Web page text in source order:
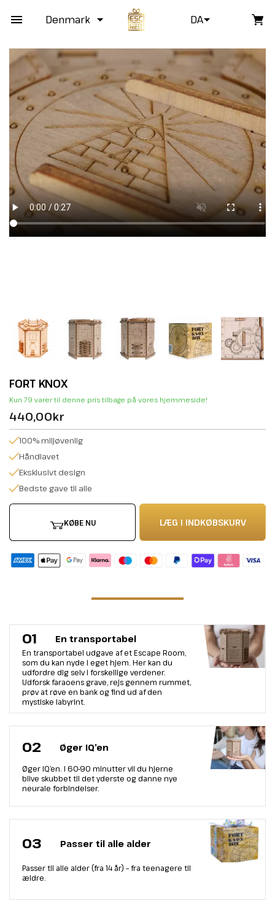
Denmark DA
FORT KNOX
Kun 79 varer til denne pris tilbage på vores hjemmeside!
440,00kr
100% miljøvenlig
Håndlavet
Eksklusivt design
Bedste gave til alle
KØBE NU LÆG I INDKØBSKURV
01 En transportabel
En transportabel udgave af et Escape Room,
som du kan nyde i eget hjem. Her kan du
udfordre dig selv i forskellige verdener.
Udforsk faraoens grave, rejs gennem rummet,
prøv at røve en bank og find ud af den
mystiske labyrint.
02 Øger IQ’en
Øger IQ’en. I 60-90 minutter vil du hjerne
blive skubbet til det yderste og danne nye
neurale forbindelser.
03 Passer til alle alder
Passer til alle alder (fra 14 år) – fra teenagere til
ældre.